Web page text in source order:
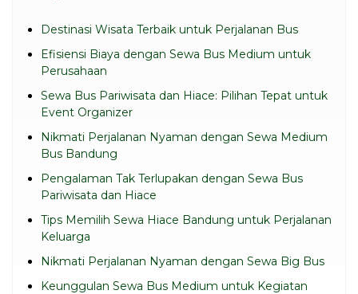
Destinasi Wisata Terbaik untuk Perjalanan Bus
Efisiensi Biaya dengan Sewa Bus Medium untuk
Perusahaan
Sewa Bus Pariwisata dan Hiace: Pilihan Tepat untuk
Event Organizer
Nikmati Perjalanan Nyaman dengan Sewa Medium
Bus Bandung
Pengalaman Tak Terlupakan dengan Sewa Bus
Pariwisata dan Hiace
Tips Memilih Sewa Hiace Bandung untuk Perjalanan
Keluarga
Nikmati Perjalanan Nyaman dengan Sewa Big Bus
Keunggulan Sewa Bus Medium untuk Kegiatan